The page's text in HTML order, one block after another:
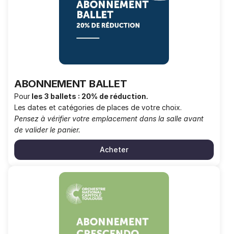
ABONNEMENT BALLET
Pour les 3 ballets : 20% de réduction.
Les dates et catégories de places de votre choix.
Pensez à vérifier votre emplacement dans la salle avant
de valider le panier.
Acheter
ABONNEMENT